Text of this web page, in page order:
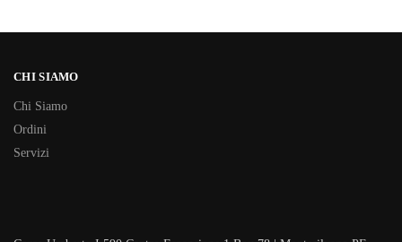
CHI SIAMO
Chi Siamo
Ordini
Servizi